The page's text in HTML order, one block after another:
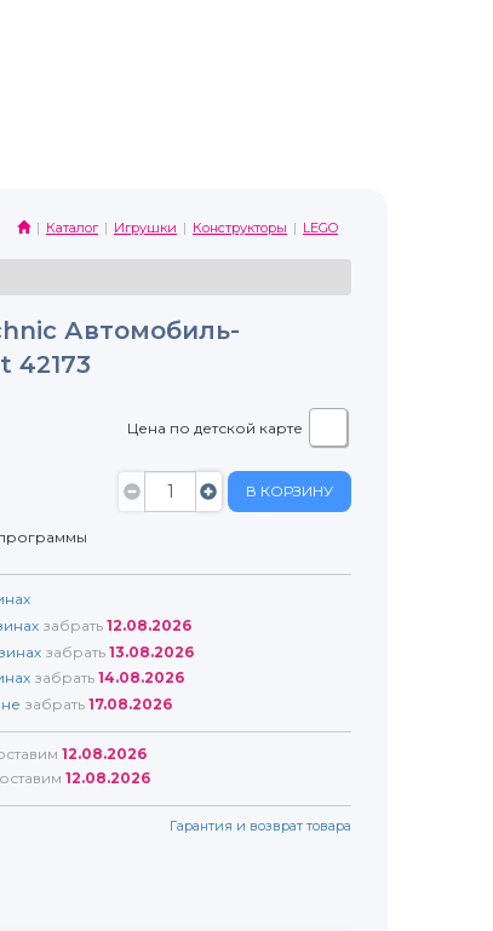
Каталог Игрушки Конструкторы LEGO
Автомобиль-
42173
Цена по детской карте
В КОРЗИНУ
забрать 12.08.2026
забрать 13.08.2026
забрать 14.08.2026
забрать 17.08.2026
12.08.2026
12.08.2026
Гарантия и возврат товара